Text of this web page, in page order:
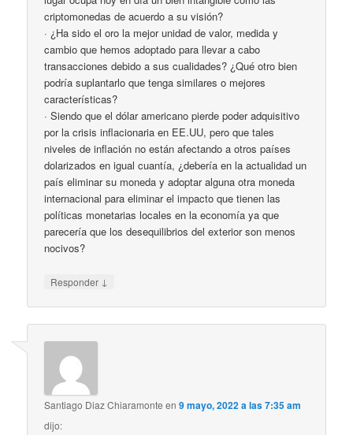
criptomonedas de acuerdo a su visión?
· ¿Ha sido el oro la mejor unidad de valor, medida y
cambio que hemos adoptado para llevar a cabo
transacciones debido a sus cualidades? ¿Qué otro bien
podría suplantarlo que tenga similares o mejores
características?
· Siendo que el dólar americano pierde poder adquisitivo
por la crisis inflacionaria en EE.UU, pero que tales
niveles de inflación no están afectando a otros países
dolarizados en igual cuantía, ¿debería en la actualidad un
país eliminar su moneda y adoptar alguna otra moneda
internacional para eliminar el impacto que tienen las
políticas monetarias locales en la economía ya que
parecería que los desequilibrios del exterior son menos
nocivos?
Responder ↓
Santiago Diaz Chiaramonte en9 mayo, 2022 a las 7:35 am
dijo: